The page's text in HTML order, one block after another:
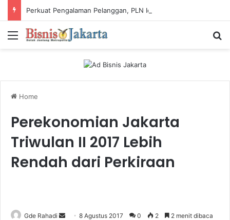
Menu
Home
Perekonomian Jakarta
Triwulan II 2017 Lebih
Rendah dari Perkiraan
Gde Rahadi 8 Agustus 2017 0 2 2 menit dibaca